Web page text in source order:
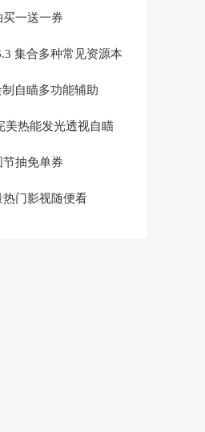
一送一券
集合多种常见资源本
制自瞄多功能辅助
美热能发光透视自瞄
抽免单券
热门影视随便看